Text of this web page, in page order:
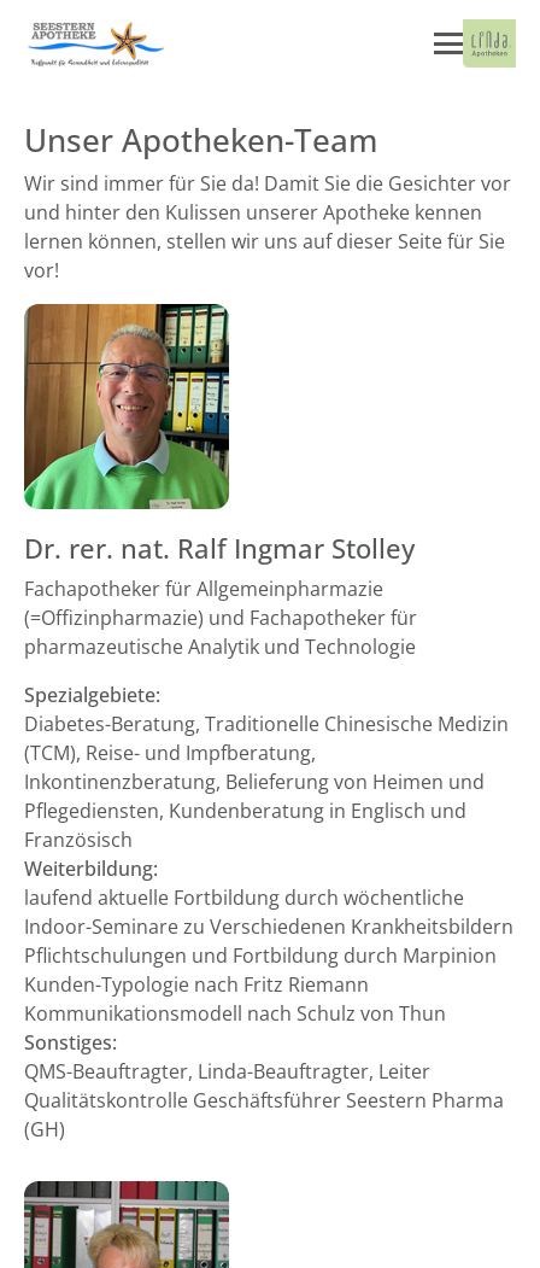
Unser Apotheken-Team
Wir sind immer für Sie da! Damit Sie die Gesichter vor
und hinter den Kulissen unserer Apotheke kennen
lernen können, stellen wir uns auf dieser Seite für Sie
vor!
Dr. rer. nat. Ralf Ingmar Stolley
Fachapotheker für Allgemeinpharmazie
(=Offizinpharmazie) und Fachapotheker für
pharmazeutische Analytik und Technologie
Spezialgebiete:
Diabetes-Beratung, Traditionelle Chinesische Medizin
(TCM), Reise- und Impfberatung,
Inkontinenzberatung, Belieferung von Heimen und
Pflegediensten, Kundenberatung in Englisch und
Französisch
Weiterbildung:
laufend aktuelle Fortbildung durch wöchentliche
Indoor-Seminare zu Verschiedenen Krankheitsbildern
Pflichtschulungen und Fortbildung durch Marpinion
Kunden-Typologie nach Fritz Riemann
Kommunikationsmodell nach Schulz von Thun
Sonstiges:
QMS-Beauftragter, Linda-Beauftragter, Leiter
Qualitätskontrolle Geschäftsführer Seestern Pharma
(GH)